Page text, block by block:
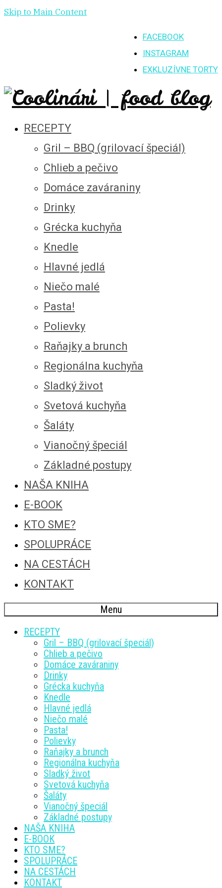
Skip to Main Content
FACEBOOK
INSTAGRAM
EXKLUZÍVNE TORTY
RECEPTY
Gril – BBQ (grilovací špeciál)
Chlieb a pečivo
Domáce zaváraniny
Drinky
Grécka kuchyňa
Knedle
Hlavné jedlá
Niečo malé
Pasta!
Polievky
Raňajky a brunch
Regionálna kuchyňa
Sladký život
Svetová kuchyňa
Šaláty
Vianočný špeciál
Základné postupy
NAŠA KNIHA
E-BOOK
KTO SME?
SPOLUPRÁCE
NA CESTÁCH
KONTAKT
Menu
RECEPTY
Gril – BBQ (grilovací špeciál)
Chlieb a pečivo
Domáce zaváraniny
Drinky
Grécka kuchyňa
Knedle
Hlavné jedlá
Niečo malé
Pasta!
Polievky
Raňajky a brunch
Regionálna kuchyňa
Sladký život
Svetová kuchyňa
Šaláty
Vianočný špeciál
Základné postupy
NAŠA KNIHA
E-BOOK
KTO SME?
SPOLUPRÁCE
NA CESTÁCH
KONTAKT